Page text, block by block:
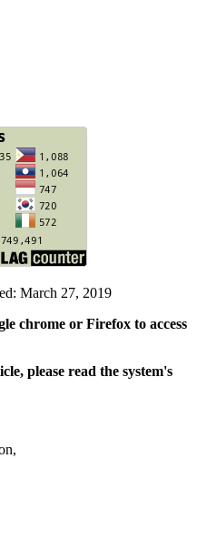
March 27, 2019
chrome or Firefox to access
please read the system's